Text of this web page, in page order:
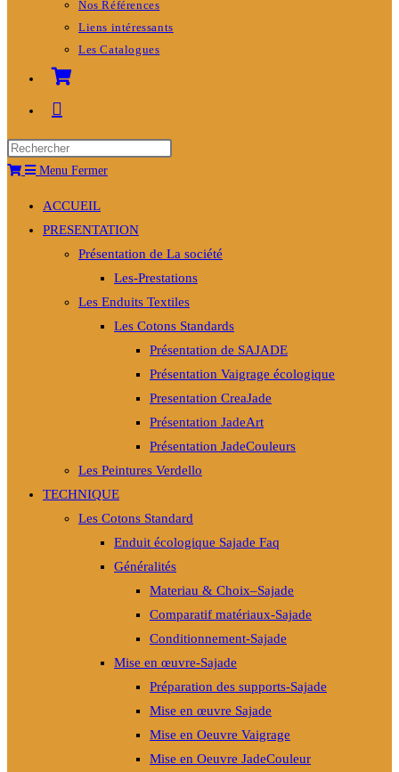
Nos Références
Liens intéressants
Les Catalogues
Menu Fermer
ACCUEIL
PRESENTATION
Présentation de La société
Les-Prestations
Les Enduits Textiles
Les Cotons Standards
Présentation de SAJADE
Présentation Vaigrage écologique
Presentation CreaJade
Présentation JadeArt
Présentation JadeCouleurs
Les Peintures Verdello
TECHNIQUE
Les Cotons Standard
Enduit écologique Sajade Faq
Généralités
Materiau & Choix–Sajade
Comparatif matériaux-Sajade
Conditionnement-Sajade
Mise en œuvre-Sajade
Préparation des supports-Sajade
Mise en œuvre Sajade
Mise en Oeuvre Vaigrage
Mise en Oeuvre JadeCouleur